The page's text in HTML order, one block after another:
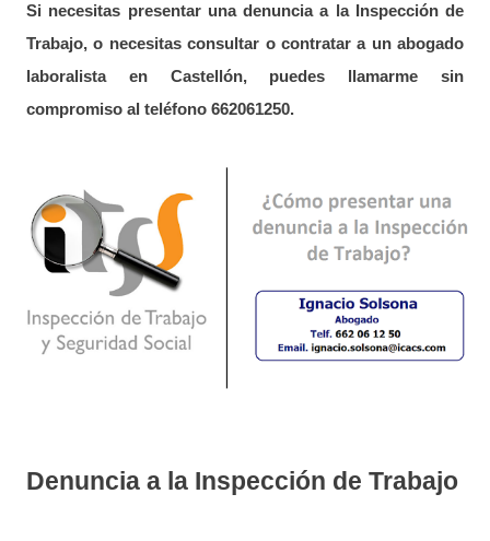
Si necesitas presentar una denuncia a la Inspección de
Trabajo, o necesitas consultar o contratar a un abogado
laboralista en Castellón, puedes llamarme sin
compromiso al teléfono 662061250.
Denuncia a la Inspección de Trabajo